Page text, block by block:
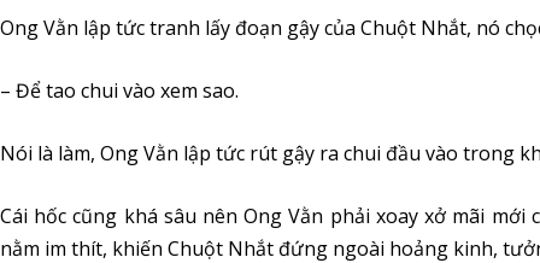
Ong Vằn lập tức tranh lấy đoạn gậy của Chuột Nhắt, nó
– Để tao chui vào xem sao.
Nói là làm, Ong Vằn lập tức rút gậy ra chui đầu vào trong
Cái hốc cũng khá sâu nên Ong Vằn phải xoay xở mãi
nằm im thít, khiến Chuột Nhắt đứng ngoài hoảng kinh,